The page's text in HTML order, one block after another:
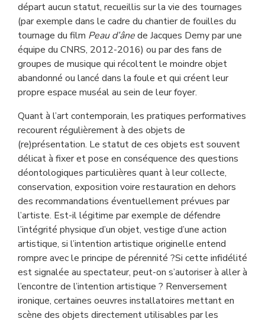
départ aucun statut, recueillis sur la vie des tournages
(par exemple dans le cadre du chantier de fouilles du
tournage du film Peau d’ânede Jacques Demy par une
équipe du CNRS, 2012-2016) ou par des fans de
groupes de musique qui récoltent le moindre objet
abandonné ou lancé dans la foule et qui créent leur
propre espace muséal au sein de leur foyer.
Quant à l’art contemporain, les pratiques performatives
recourent régulièrement à des objets de
(re)présentation. Le statut de ces objets est souvent
délicat à fixer et pose en conséquence des questions
déontologiques particulières quant à leur collecte,
conservation, exposition voire restauration en dehors
des recommandations éventuellement prévues par
l’artiste. Est-il légitime par exemple de défendre
l’intégrité physique d’un objet, vestige d’une action
artistique, si l’intention artistique originelle entend
rompre avec le principe de pérennité ?Si cette infidélité
est signalée au spectateur, peut-on s’autoriser à aller à
l’encontre de l’intention artistique ? Renversement
ironique, certaines oeuvres installatoires mettant en
scène des objets directement utilisables par les